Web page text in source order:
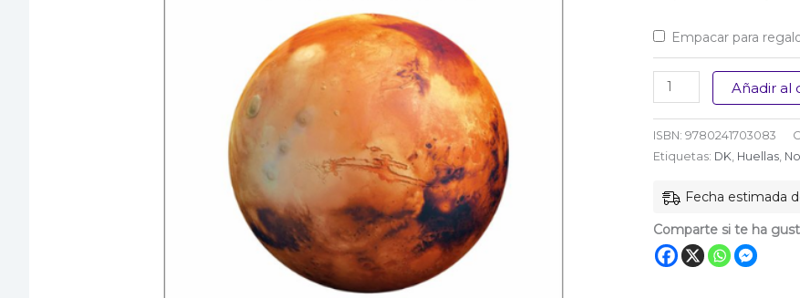
Empacar para
Universo
cantidad
Añadir al
ISBN: 9780241703083
Etiquetas: DK, Huellas,
Fecha estimada
Comparte si te ha